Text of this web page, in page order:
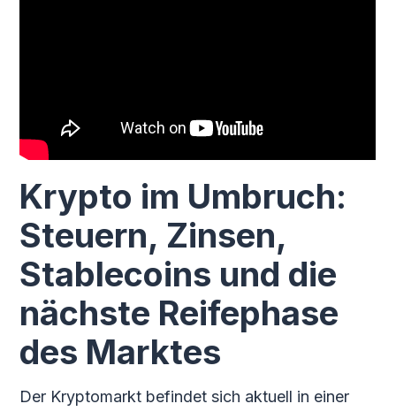
Krypto im Umbruch:
Steuern, Zinsen,
Stablecoins und die
nächste Reifephase
des Marktes
Der Kryptomarkt befindet sich aktuell in einer